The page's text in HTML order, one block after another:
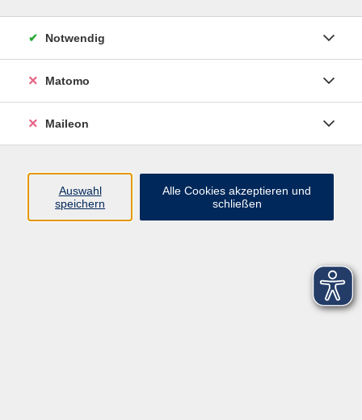
Notwendig
Matomo
Maileon
Auswahl
speichern
Alle Cookies akzeptieren und
schließen